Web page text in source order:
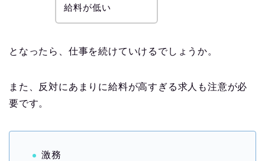
給料が低い
となったら、仕事を続けていけるでしょうか。
また、反対にあまりに給料が高すぎる求人も注意が必
要です。
激務